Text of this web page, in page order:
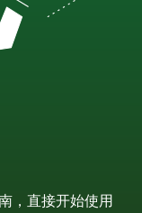
，直接开始使用